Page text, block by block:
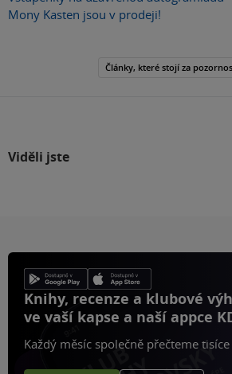
Mony Kasten jsou v prodeji!
Články, které stojí za
Viděli jste
Knihy, recenze a klubové
ve vaší kapse a naší appce
Každý měsíc společně přečteme